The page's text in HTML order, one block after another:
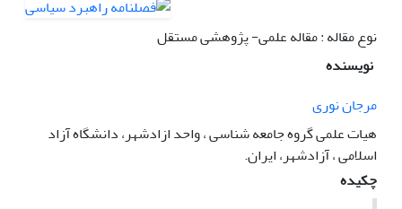
نوع مقاله : مقاله علمی- پژوهشی مستقل
نویسنده
مرجان نوری
هیات علمی گروه جامعه شناسی ، واحد ازادشهر، دانشگاه آزاد
اسلامی ، آزادشهر، ایران.
چکیده